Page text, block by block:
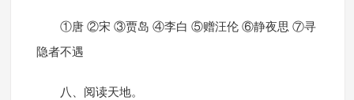
①唐 ②宋 ③贾岛 ④李白 ⑤赠汪伦 ⑥静夜思 ⑦寻
隐者不遇
八、阅读天地。